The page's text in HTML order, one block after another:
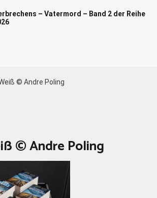
– Vatermord – Band 2 der Reihe
© Andre Poling
© Andre Poling